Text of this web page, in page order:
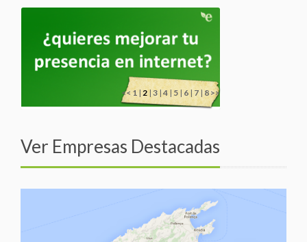
<<1| 2| 3|4|5|6| 7|8>>
Ver Empresas Destacadas